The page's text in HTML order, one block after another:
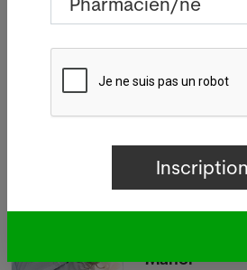
Votre offre d’emploi PUSH ici
Dernières news
Manor